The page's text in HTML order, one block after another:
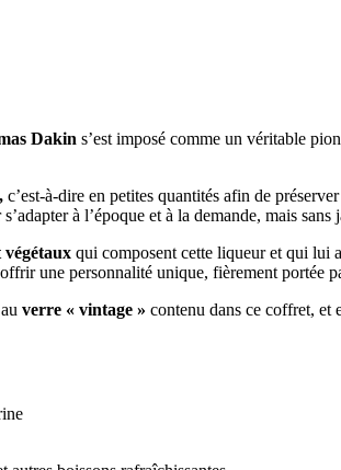
Dakin s’est imposé comme un véritable
c’est-à-dire en petites quantités afin de
à l’époque et à la demande, mais
végétaux qui composent cette liqueur et qui lui
une personnalité unique, fièrement portée
verre « vintage » contenu dans ce coffret, et